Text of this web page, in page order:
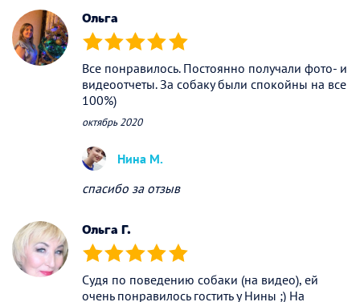
Ольга
(*) (*) (*) (*) (*)
Все понравилось. Постоянно получали фото- и
видеоотчеты. За собаку были спокойны на все
100%)
октябрь 2020
Нина М.
спасибо за отзыв
Ольга Г.
(*) (*) (*) (*) (*)
Судя по поведению собаки (на видео), ей
очень понравилось гостить у Нины ;) На